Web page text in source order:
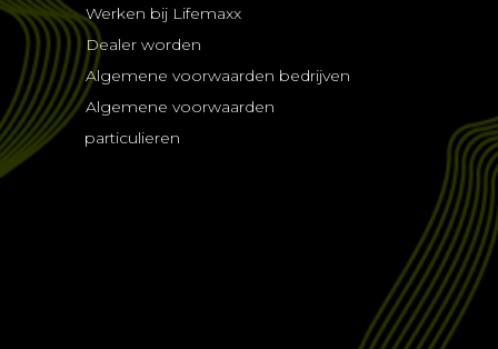
Werken bij Lifemaxx
Dealer worden
Algemene voorwaarden bedrijven
Algemene voorwaarden
particulieren